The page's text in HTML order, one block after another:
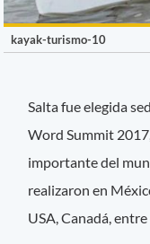
kayak-turismo-10
Salta fue elegida
Word Summit
importante del
realizaron en
USA, Canadá,